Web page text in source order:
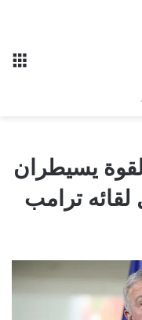
يسيطران
لقائه ترامب